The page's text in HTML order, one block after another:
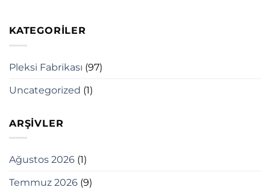
KATEGORILER
Pleksi Fabrikası (97)
Uncategorized (1)
ARŞIVLER
Ağustos 2026 (1)
Temmuz 2026 (9)